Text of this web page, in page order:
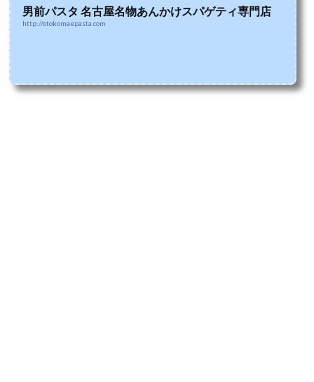
男前パスタ 名古屋名物あんかけスパゲティ専門店
http://otokomaepasta.com